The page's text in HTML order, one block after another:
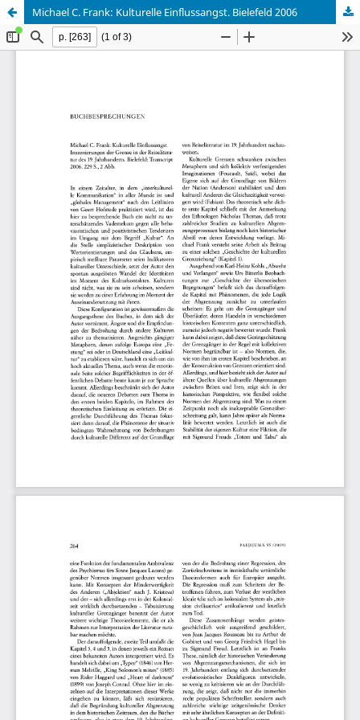
Michael C. Frank: Kulturelle Einflussangst. Bielefeld 2006